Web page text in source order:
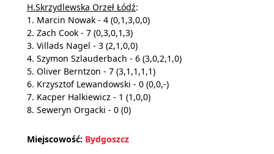
H.Skrzydlewska Orzeł Łódź:
1. Marcin Nowak - 4 (0,1,3,0,0)
2. Zach Cook - 7 (0,3,0,1,3)
3. Villads Nagel - 3 (2,1,0,0)
4. Szymon Szlauderbach - 6 (3,0,2,1,0)
5. Oliver Berntzon - 7 (3,1,1,1,1)
6. Krzysztof Lewandowski - 0 (0,0,-)
7. Kacper Halkiewicz - 1 (1,0,0)
8. Seweryn Orgacki - 0 (0)
Miejscowość: Bydgoszcz